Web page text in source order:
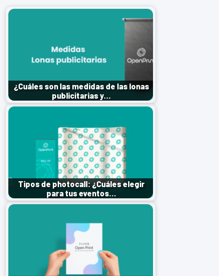
¿Cuáles son las medidas de las lonas
publicitarias y…
Tipos de photocall: ¿Cuáles elegir
para tus eventos…